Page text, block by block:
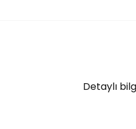
Detaylı